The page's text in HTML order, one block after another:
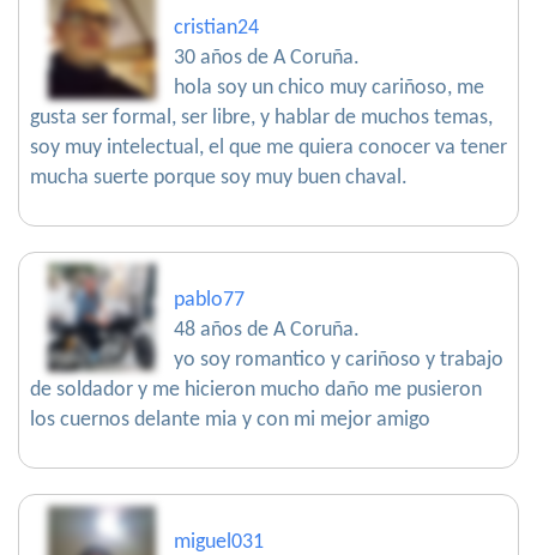
cristian24
30 años de A Coruña.
hola soy un chico muy cariñoso, me
gusta ser formal, ser libre, y hablar de muchos temas,
soy muy intelectual, el que me quiera conocer va tener
mucha suerte porque soy muy buen chaval.
pablo77
48 años de A Coruña.
yo soy romantico y cariñoso y trabajo
de soldador y me hicieron mucho daño me pusieron
los cuernos delante mia y con mi mejor amigo
miguel031